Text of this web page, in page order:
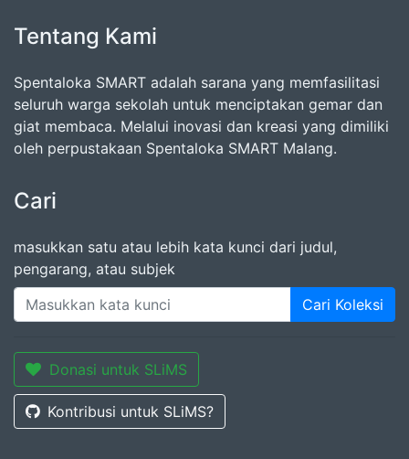
Tentang Kami
Spentaloka SMART adalah sarana yang memfasilitasi
seluruh warga sekolah untuk menciptakan gemar dan
giat membaca. Melalui inovasi dan kreasi yang dimiliki
oleh perpustakaan Spentaloka SMART Malang.
Cari
masukkan satu atau lebih kata kunci dari judul,
pengarang, atau subjek
Cari Koleksi
Donasi untuk SLiMS
Kontribusi untuk SLiMS?